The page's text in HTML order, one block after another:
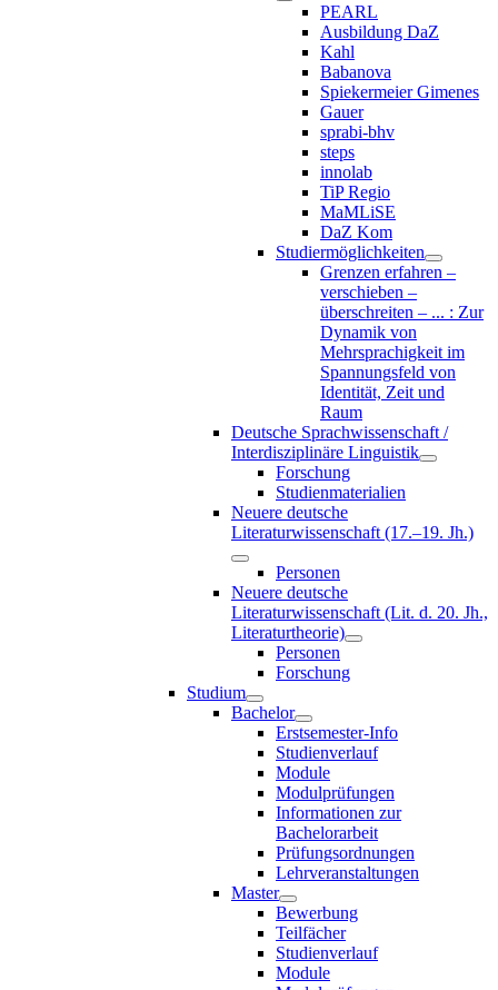
PEARL
Ausbildung DaZ
Kahl
Babanova
Spiekermeier Gimenes
Gauer
sprabi-bhv
steps
innolab
TiP Regio
MaMLiSE
DaZ Kom
Studiermöglichkeiten
Grenzen erfahren –
verschieben –
überschreiten – ... : Zur
Dynamik von
Mehrsprachigkeit im
Spannungsfeld von
Identität, Zeit und
Raum
Deutsche Sprachwissenschaft /
Interdisziplinäre Linguistik
Forschung
Studienmaterialien
Neuere deutsche
Literaturwissenschaft (17.–19. Jh.)
Personen
Neuere deutsche
Literaturwissenschaft (Lit. d. 20. Jh.,
Literaturtheorie)
Personen
Forschung
Studium
Bachelor
Erstsemester-Info
Studienverlauf
Module
Modulprüfungen
Informationen zur
Bachelorarbeit
Prüfungsordnungen
Lehrveranstaltungen
Master
Bewerbung
Teilfächer
Studienverlauf
Module